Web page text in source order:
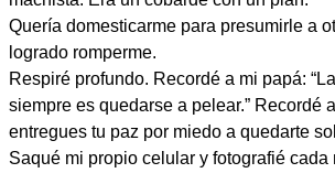
Quería domesticarme para presumirle a
logrado romperme.
Respiré profundo. Recordé a mi papá:
siempre es quedarse a pelear.” Recordé
entregues tu paz por miedo a quedarte
Saqué mi propio celular y fotografié cada